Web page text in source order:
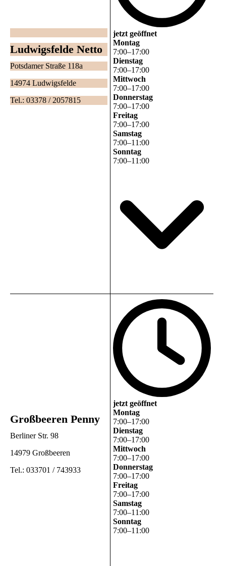
Ludwigsfelde Netto
Potsdamer Straße 118a
14974 Ludwigsfelde
Tel.: 03378 / 2057815
jetzt geöffnet
Montag
7:00–17:00
Dienstag
7:00–17:00
Mittwoch
7:00–17:00
Donnerstag
7:00–17:00
Freitag
7:00–17:00
Samstag
7:00–11 :00
Sonntag
7:00–11 :00
Großbeeren Penny
Berliner Str. 98
14979 Großbeeren
Tel.: 033701 / 743933
jetzt geöffnet
Montag
7:00–17:00
Dienstag
7:00–17:00
Mittwoch
7:00–17:00
Donnerstag
7:00–17:00
Freitag
7:00–17:00
Samstag
7:00–11 :00
Sonntag
7:00–11 :00